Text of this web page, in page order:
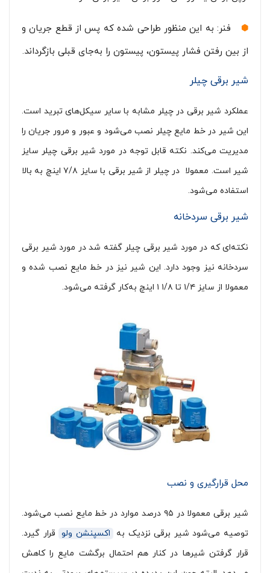
فنر: به این منظور طراحی شده که پس از قطع جریان و
از بین رفتن فشار پیستون، پیستون را به‌جای قبلی بازگرداند.
شیر برقی چیلر
عملکرد شیر برقی در چیلر مشابه با سایر سیکل‌های تبرید است.
این شیر در خط مایع چیلر نصب می‌شود و عبور و مرور جریان را
مدیریت می‌کند. نکته قابل توجه در مورد شیر برقی چیلر سایز
شیر است. معمولا در چیلر از شیر برقی با سایز ۷/۸ اینچ به بالا
استفاده می‌شود.
شیر برقی سردخانه
نکته‌ای که در مورد شیر برقی چیلر گفته شد در مورد شیر برقی
سردخانه نیز وجود دارد. این شیر نیز در خط مایع نصب شده و
معمولا از سایز ۱/۴ تا ۱/۸ ۱ اینچ به‌کار گرفته می‌شود.
محل قرارگیری و نصب
شیر برقی معمولا در ۹۵ درصد موارد در خط مایع نصب می‌شود.
توصیه می‌شود شیر برقی نزدیک به
اکسپنشن ولو قرار گیرد.
قرار گرفتن شیرها در کنار هم احتمال برگشت مایع را کاهش